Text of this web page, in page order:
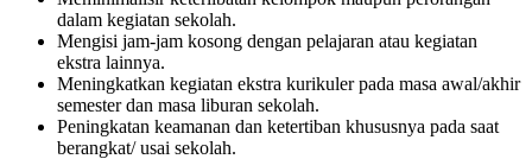
dalam kegiatan sekolah.
Mengisi jam-jam kosong dengan pelajaran atau kegiatan
ekstra lainnya.
Meningkatkan kegiatan ekstra kurikuler pada masa awal/akhir
semester dan masa liburan sekolah.
Peningkatan keamanan dan ketertiban khususnya pada saat
berangkat/ usai sekolah.